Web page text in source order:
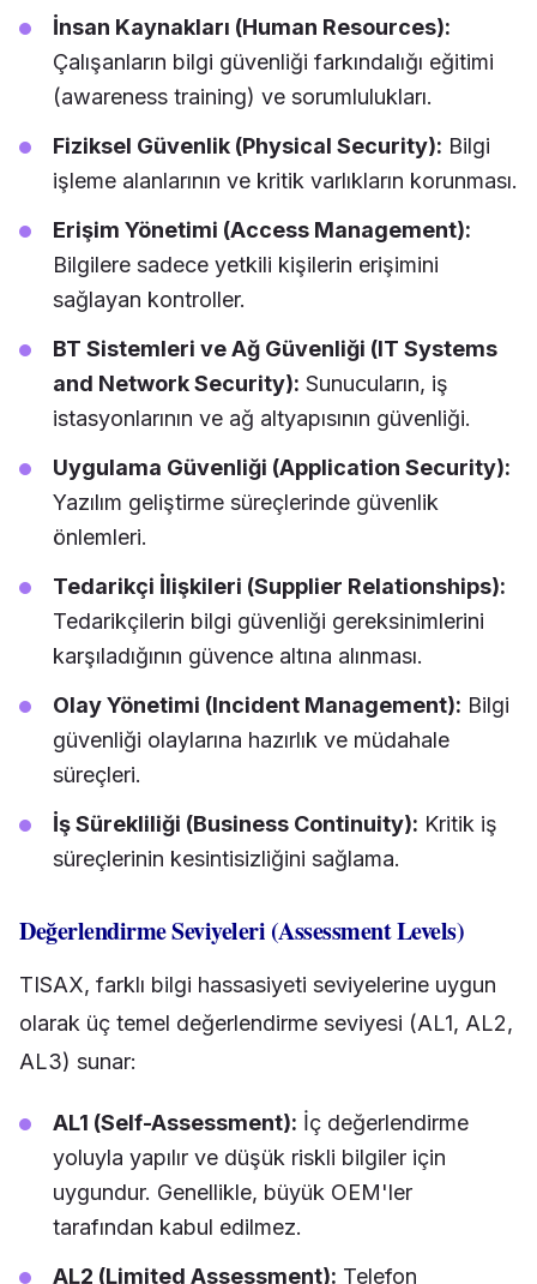
İnsan Kaynakları (Human Resources):
Çalışanların bilgi güvenliği farkındalığı eğitimi
(awareness training) ve sorumlulukları.
Fiziksel Güvenlik (Physical Security): Bilgi
işleme alanlarının ve kritik varlıkların korunması.
Erişim Yönetimi (Access Management):
Bilgilere sadece yetkili kişilerin erişimini
sağlayan kontroller.
BT Sistemleri ve Ağ Güvenliği (IT Systems
and Network Security): Sunucuların, iş
istasyonlarının ve ağ altyapısının güvenliği.
Uygulama Güvenliği (Application Security):
Yazılım geliştirme süreçlerinde güvenlik
önlemleri.
Tedarikçi İlişkileri (Supplier Relationships):
Tedarikçilerin bilgi güvenliği gereksinimlerini
karşıladığının güvence altına alınması.
Olay Yönetimi (Incident Management): Bilgi
güvenliği olaylarına hazırlık ve müdahale
süreçleri.
İş Sürekliliği (Business Continuity): Kritik iş
süreçlerinin kesintisizliğini sağlama.
Değerlendirme Seviyeleri (Assessment Levels)
TISAX, farklı bilgi hassasiyeti seviyelerine uygun
olarak üç temel değerlendirme seviyesi (AL1, AL2,
AL3) sunar:
AL1 (Self-Assessment): İç değerlendirme
yoluyla yapılır ve düşük riskli bilgiler için
uygundur. Genellikle, büyük OEM'ler
tarafından kabul edilmez.
AL2 (Limited Assessment): Telefon